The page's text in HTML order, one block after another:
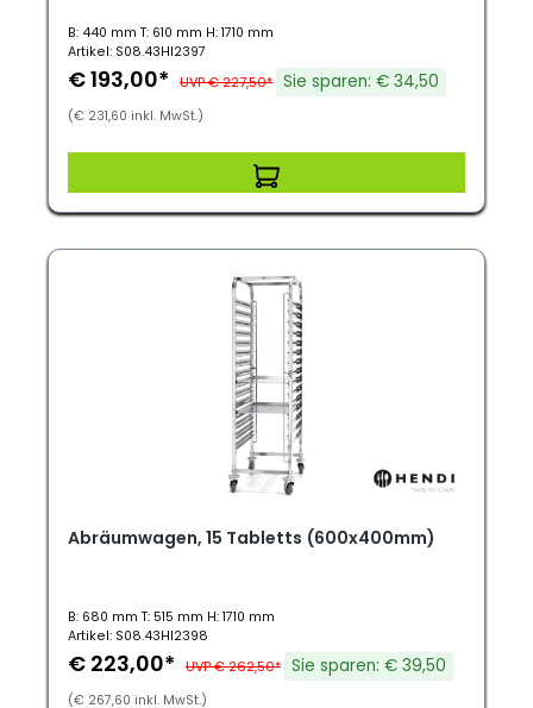
B: 440 mm T: 610 mm H: 1710 mm
Artikel: S08.43HI2397
€ 193,00* UVP € 227,50* Sie sparen: € 34,50
(€ 231,60 inkl. MwSt.)
Abräumwagen, 15 Tabletts (600x400mm)
B: 680 mm T: 515 mm H: 1710 mm
Artikel: S08.43HI2398
€ 223,00* UVP € 262,50* Sie sparen: € 39,50
(€ 267,60 inkl. MwSt.)